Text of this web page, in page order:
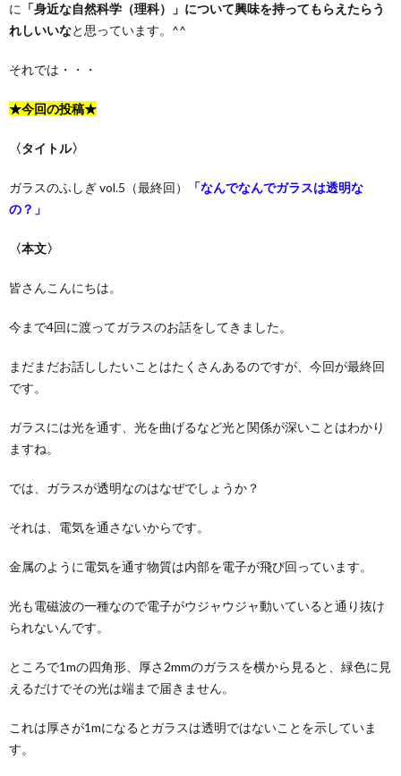
に 「身近な自然科学（理科）」について興味を持ってもらえたらう
れしいいなと思っています。^^
それでは・・・
★今回の投稿★
〈タイトル〉
ガラスのふしぎ vol.5（最終回）
「なんでなんでガラスは透明な
の？」
〈本文〉
皆さんこんにちは。
今まで4回に渡ってガラスのお話をしてきました。
まだまだお話ししたいことはたくさんあるのですが、今回が最終回
です。
ガラスには光を通す、光を曲げるなど光と関係が深いことはわかり
ますね。
では、ガラスが透明なのはなぜでしょうか？
それは、電気を通さないからです。
金属のように電気を通す物質は内部を電子が飛び回っています。
光も電磁波の一種なので電子がウジャウジャ動いていると通り抜け
られないんです。
ところで1mの四角形、厚さ2mmのガラスを横から見ると、緑色に見
えるだけでその光は端まで届きません。
これは厚さが1mになるとガラスは透明ではないことを示していま
す。